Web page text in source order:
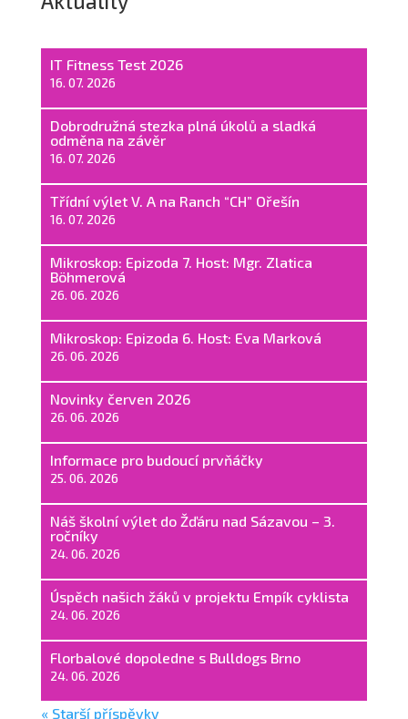
IT Fitness Test 2026
16. 07. 2026
Dobrodružná stezka plná úkolů a sladká
odměna na závěr
16. 07. 2026
Třídní výlet V. A na Ranch “CH” Ořešín
16. 07. 2026
Mikroskop: Epizoda 7. Host: Mgr. Zlatica
Böhmerová
26. 06. 2026
Mikroskop: Epizoda 6. Host: Eva Marková
26. 06. 2026
Novinky červen 2026
26. 06. 2026
Informace pro budoucí prvňáčky
25. 06. 2026
Náš školní výlet do Žďáru nad Sázavou – 3.
ročníky
24. 06. 2026
Úspěch našich žáků v projektu Empík cyklista
24. 06. 2026
Florbalové dopoledne s Bulldogs Brno
24. 06. 2026
« Starší příspěvky